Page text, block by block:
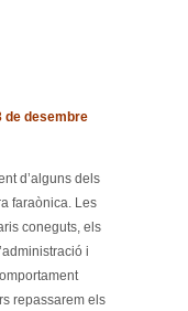
de desembre
d’alguns dels
faraònica. Les
coneguts, els
i
repassarem els